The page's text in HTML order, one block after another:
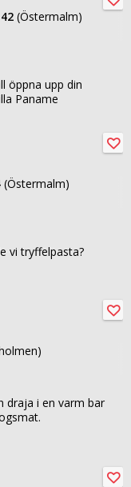
(Östermalm)
öppna upp din
Paname
(Östermalm)
vi tryffelpasta?
draja i en varm bar